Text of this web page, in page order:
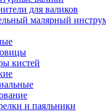
для валиков
малярный
кистей
и паяльники